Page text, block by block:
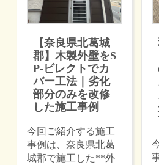
【奈良県北葛城
郡】木製外壁をS
P-ビレクトでカ
バー工法｜劣化
部分のみを改修
した施工事例
今回ご紹介する施工
事例は、奈良県北葛
城郡で施工した**外